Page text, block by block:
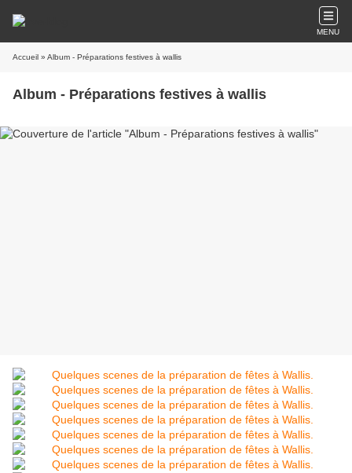
MENU
Accueil » Album - Préparations festives à wallis
Album - Préparations festives à wallis